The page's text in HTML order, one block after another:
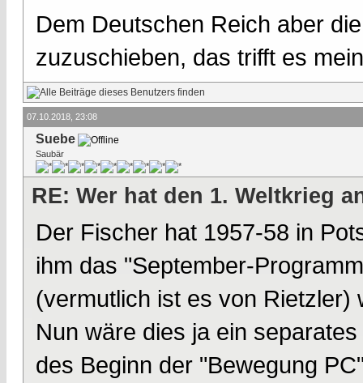
Dem Deutschen Reich aber
zuzuschieben, das trifft es
07.10.2018, 23:08
Suebe
Saubär
RE: Wer hat den 1. Weltkrieg
Der Fischer hat 1957-58 in
ihm das "September-
(vermutlich ist es von Rietzler)
Nun wäre dies ja ein
des Beginn der "Bewegung